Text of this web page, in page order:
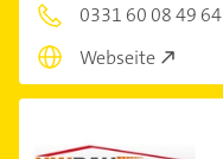
0331 60 08 49 64
Webseite